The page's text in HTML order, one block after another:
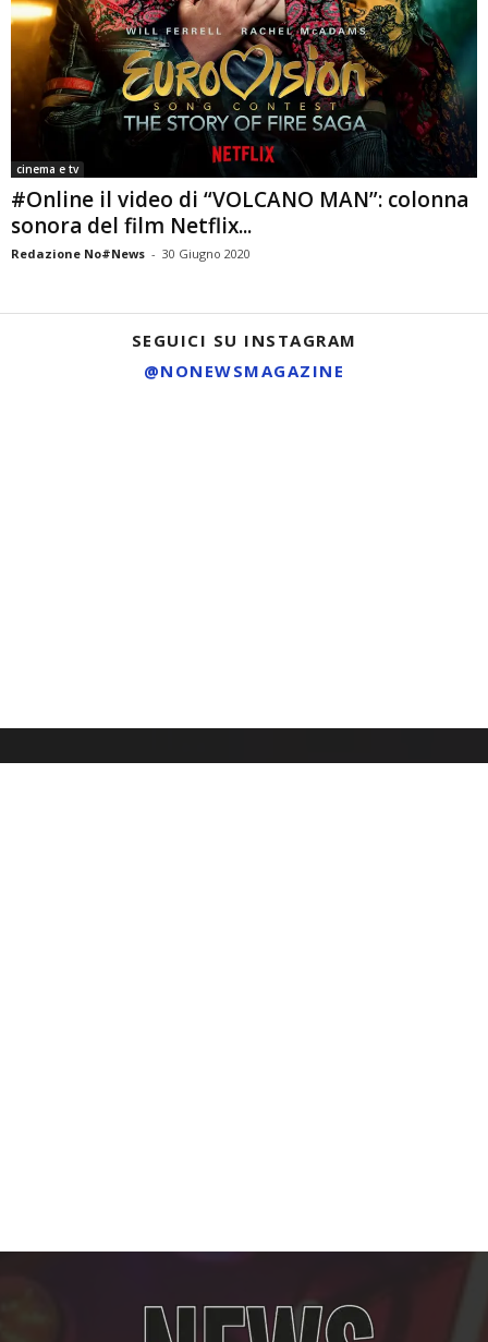
cinema e tv
#Online il video di “VOLCANO MAN”: colonna
sonora del film Netflix...
Redazione No#News - 30 Giugno 2020
SEGUICI SU INSTAGRAM
@NONEWSMAGAZINE